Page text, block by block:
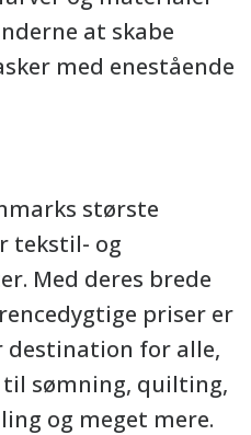
at skabe
med enestående
største
tekstil- og
Med deres brede
priser er
destination for alle,
sømning, quilting,
og meget mere.